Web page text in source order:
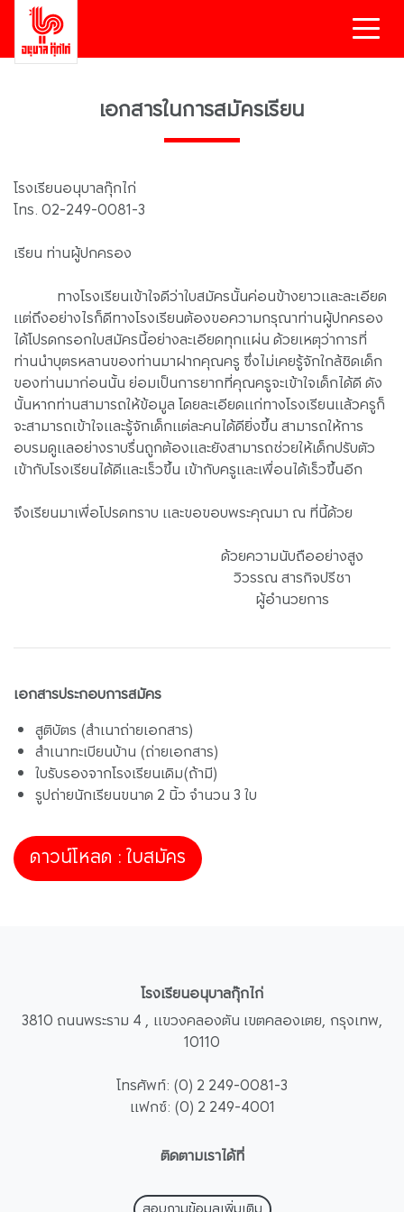
เอกสารในการสมัครเรียน
โรงเรียนอนุบาลกุ๊กไก่
โทร. 02-249-0081-3
เรียน ท่านผู้ปกครอง
ทางโรงเรียนเข้าใจดีว่าใบสมัครนั้นค่อนข้างยาวและละเอียด
แต่ถึงอย่างไรก็ดีทางโรงเรียนต้องขอความกรุณาท่านผู้ปกครอง
ได้โปรดกรอกใบสมัครนี้อย่างละเอียดทุกแผ่น ด้วยเหตุว่าการที่
ท่านนำบุตรหลานของท่านมาฝากคุณครู ซึ่งไม่เคยรู้จักใกล้ชิดเด็ก
ของท่านมาก่อนนั้น ย่อมเป็นการยากที่คุณครูจะเข้าใจเด็กได้ดี ดัง
นั้นหากท่านสามารถให้ข้อมูล โดยละเอียดแก่ทางโรงเรียนแล้วครูก็
จะสามารถเข้าใจและรู้จักเด็กแต่ละคนได้ดียิ่งขึ้น สามารถให้การ
อบรมดูแลอย่างราบรื่นถูกต้องและยังสามารถช่วยให้เด็กปรับตัว
เข้ากับโรงเรียนได้ดีและเร็วขึ้น เข้ากับครูและเพื่อนได้เร็วขึ้นอีก
จึงเรียนมาเพื่อโปรดทราบ และขอขอบพระคุณมา ณ ที่นี้ด้วย
ด้วยความนับถืออย่างสูง
วิวรรณ สารกิจปรีชา
ผู้อำนวยการ
เอกสารประกอบการสมัคร
สูติบัตร (สำเนาถ่ายเอกสาร)
สำเนาทะเบียนบ้าน (ถ่ายเอกสาร)
ใบรับรองจากโรงเรียนเดิม(ถ้ามี)
รูปถ่ายนักเรียนขนาด 2 นิ้ว จำนวน 3 ใบ
ดาวน์โหลด : ใบสมัคร
โรงเรียนอนุบาลกุ๊กไก่
3810 ถนนพระราม 4 , แขวงคลองตัน เขตคลองเตย, กรุงเทพ,
10110
โทรศัพท์: (0) 2 249-0081-3
แฟกซ์: (0) 2 249-4001
ติดตามเราได้ที่